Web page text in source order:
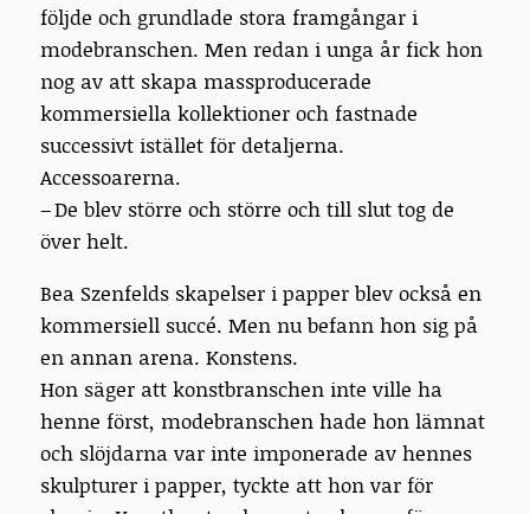
följde och grundlade stora framgångar i
modebranschen. Men redan i unga år fick hon
nog av att skapa massproducerade
kommersiella kollektioner och fastnade
successivt istället för detaljerna.
Accessoarerna.
– De blev större och större och till slut tog de
över helt.
Bea Szenfelds skapelser i papper blev också en
kommersiell succé. Men nu befann hon sig på
en annan arena. Konstens.
Hon säger att konstbranschen inte ville ha
henne först, modebranschen hade hon lämnat
och slöjdarna var inte imponerade av hennes
skulpturer i papper, tyckte att hon var för